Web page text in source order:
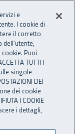
Apri cerca
e
I cookie di
il corretto
Puoi
TUTTI I
singole
DEI
dei cookie
I COOKIE
i dettagli,